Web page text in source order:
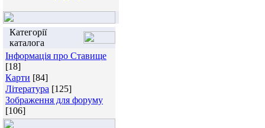
Категорії
каталога
Інформація про Ставище
[18]
Карти [84]
Література [125]
Зображення для форуму
[106]